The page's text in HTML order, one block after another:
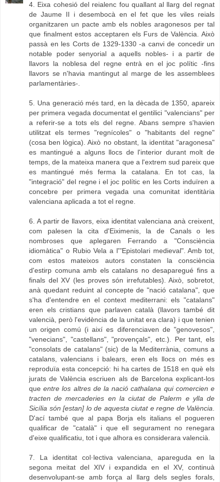
4. Eixa cohesió del reialenc fou quallant al llarg del regnat
de Jaume II i desembocà en el fet que les viles reials
organitzaren un pacte amb els nobles aragonesos per tal
que finalment estos acceptaren els Furs de València. Això
passà en les Corts de 1329-1330 -a canvi de concedir un
notable poder senyorial a aquells nobles- i a partir de
llavors la noblesa del regne entrà en el joc polític -fins
llavors se n'havia mantingut al marge de les assemblees
parlamentàries-.
5. Una generació més tard, en la dècada de 1350, apareix
per primera vegada documentat el gentilici "valencians" per
a referir-se a tots els del regne. Abans sempre s'havien
utilitzat els termes "regnícoles" o "habitants del regne"
(cosa ben lògica). Això no obstant, la identitat "aragonesa"
es mantingué a alguns llocs de l'interior durant molt de
temps, de la mateixa manera que a l'extrem sud pareix que
es mantingué més ferma la catalana. En tot cas, la
"integració" del regne i el joc polític en les Corts induïren a
concebre per primera vegada una comunitat identitària
valenciana aplicada a tot el regne.
6. A partir de llavors, eixa identitat valenciana anà creixent,
com palesen la cita d'Eiximenis, la de Canals o les
nombroses que aplegaren Ferrando a "Consciència
idiomàtica" o Rubio Vela a l'"Epistolari medieval". Amb tot,
com estos mateixos autors constaten la consciència
d'estirp comuna amb els catalans no desaparegué fins a
finals del XV (les proves són irrefutables). Això, sobretot,
anà quedant reduint al concepte de "nació catalana", que
s'ha d'entendre en el context mediterrani: els "catalans"
eren els cristians que parlaven català (llavors també dit
valencià, però l'evidència de la unitat era clara) i que tenien
un origen comú (i així es diferenciaven de "genovesos",
"venecians", "castellans", "provençals", etc.). Per tant, els
"consolats de catalans" (sic) de la Mediterrània, comuns a
catalans, valencians i balears, eren els llocs on més es
reproduïa esta concepció: hi ha cartes de 1518 en què els
jurats de València escriuen als de Barcelona explicant-los
queentre los altres de la nació cathalana qui comercien e
tracten de mercaderies en la ciutat de Palerm e ylla de
Sicília són [estan] lo de aquesta ciutat e regne de València.
D'ací també que al papa Borja els italians el pogueren
qualificar de "català" i que ell segurament no renegara
d'eixe qualificatiu, tot i que alhora es considerara valencià.
7. La identitat col·lectiva valenciana, apareguda en la
segona meitat del XIV i expandida en el XV, continuà
desenvolupant-se amb força al llarg dels segles forals,